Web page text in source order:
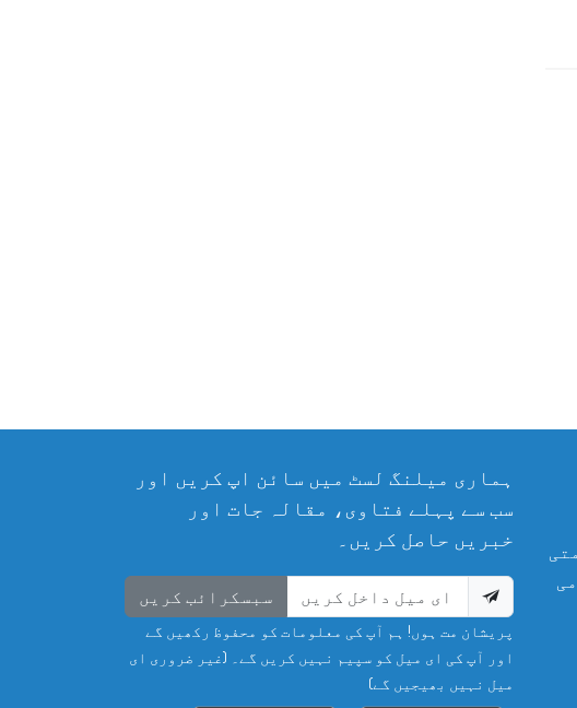
ہماری میلنگ لسٹ میں سائن اپ کریں اور
سب سے پہلے فتاوی، مقالہ جات اور
خبریں حاصل کریں۔
سبسکرائب کریں
پریشان مت ہوں! ہم آپ کی معلومات کو محفوظ رکھیں گے
اور آپ کی ای میل کو سپیم نہیں کریں گے۔ (غیر ضروری ای
میل نہیں بھیجیں گے)